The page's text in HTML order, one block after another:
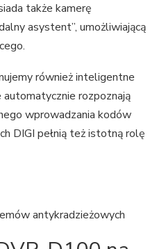
także kamerę
asystent”, umożliwiającą
również inteligentne
automatycznie rozpoznają
wprowadzania kodów
DIGI pełnią też istotną rolę
antykradzieżowych